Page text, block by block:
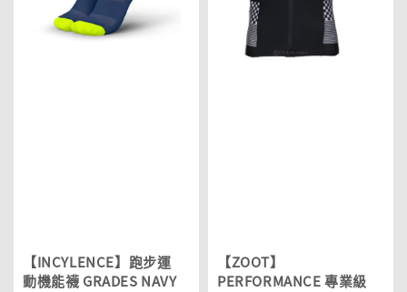
【INCYLENCE】跑步運
動機能襪 GRADES NAVY
【ZOOT】
PERFORMANCE 專業級